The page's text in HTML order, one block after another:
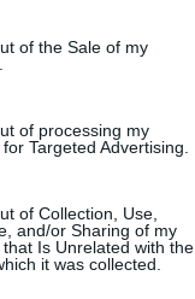
of the Sale of my
of processing my
Targeted Advertising.
of Collection, Use,
and/or Sharing of my
Is Unrelated with the
it was collected.